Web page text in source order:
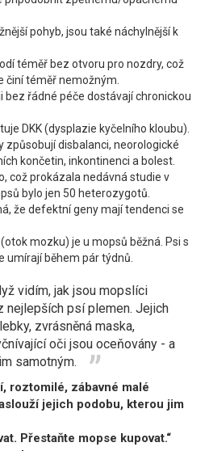
pohyb, jsou také náchylnější k
téměř bez otvoru pro nozdry, což
činí téměř nemožným.
bez řádné péče dostávají chronickou
DKK (dysplazie kyčelního kloubu).
způsobují disbalanci, neorologické
končetin, inkontinenci a bolest.
což prokázala nedávná studie v
bylo jen 50 heterozygotů.
že defektní geny mají tendenci se
mozku) je u mopsů běžná. Psi s
umírají během pár týdnů.
vidím, jak jsou mopslíci
nejlepších psí plemen. Jejich
zvrásněná maska,
oči jsou oceňovány - a
samotným.
roztomilé, zábavné malé
jejich podobu, kterou jim
Přestaňte mopse kupovat.“